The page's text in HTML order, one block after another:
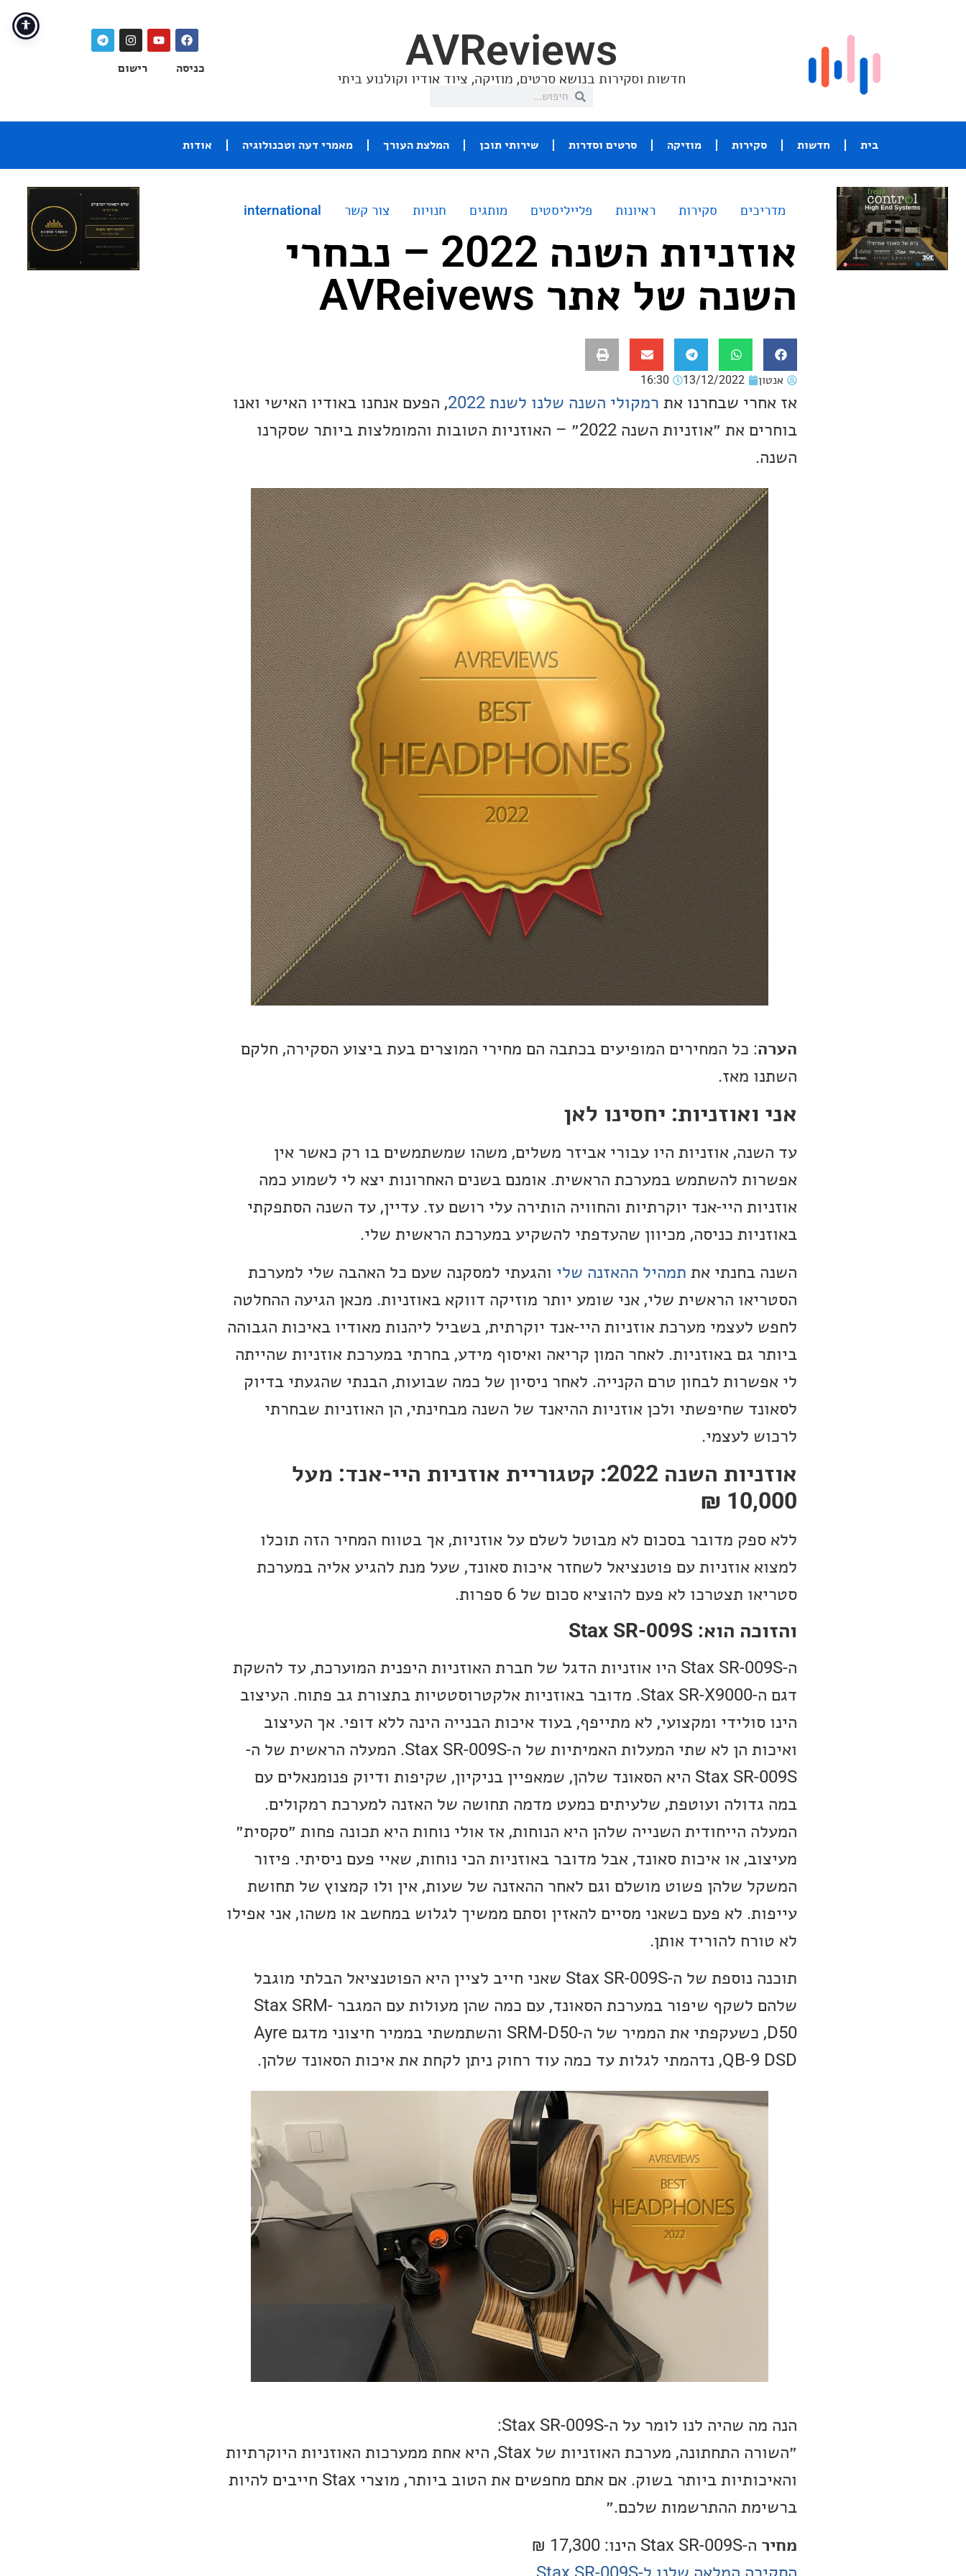
AVReviews
חדשות וסקירות בנושא סרטים, מוזיקה, ציוד אודיו וקולנוע ביתי
כניסה רישום
בית חדשות סקירות מוזיקה סרטים וסדרות שירותי תוכן המלצת העורך מאמרי דעה וטכנולוגיה אודות
מדריכים סקירות ראיונות פלייליסטים מותגים חנויות צור קשר international
אוזניות השנה 2022 – נבחרי
השנה של אתר AVReivews
אנטון 13/12/2022
16:30
אז אחרי שבחרנו את רמקולי השנה שלנו לשנת 2022
, הפעם אנחנו באודיו האישי ואנו
בוחרים את ״אוזניות השנה 2022״ – האוזניות הטובות והמומלצות ביותר שסקרנו
השנה.
הערה: כל המחירים המופיעים בכתבה הם מחירי המוצרים בעת ביצוע הסקירה, חלקם
השתנו מאז.
אני ואוזניות: יחסינו לאן
עד השנה, אוזניות היו עבורי אביזר משלים, משהו שמשתמשים בו רק כאשר אין
אפשרות להשתמש במערכת הראשית. אומנם בשנים האחרונות יצא לי לשמוע כמה
אוזניות היי-אנד יוקרתיות והחוויה הותירה עלי רושם עז. עדיין, עד השנה הסתפקתי
באוזניות כניסה, מכיוון שהעדפתי להשקיע במערכת הראשית שלי.
השנה בחנתי את תמהיל ההאזנה שלי והגעתי למסקנה שעם כל האהבה שלי למערכת
הסטריאו הראשית שלי, אני שומע יותר מוזיקה דווקא באוזניות. מכאן הגיעה ההחלטה
לחפש לעצמי מערכת אוזניות היי-אנד יוקרתית, בשביל ליהנות מאודיו באיכות הגבוהה
ביותר גם באוזניות. לאחר המון קריאה ואיסוף מידע, בחרתי במערכת אוזניות שהייתה
לי אפשרות לבחון טרם הקנייה. לאחר ניסיון של כמה שבועות, הבנתי שהגעתי בדיוק
לסאונד שחיפשתי ולכן אוזניות ההיאנד של השנה מבחינתי, הן האוזניות שבחרתי
לרכוש לעצמי.
אוזניות השנה 2022: קטגוריית אוזניות היי-אנד: מעל
10,000 ₪
ללא ספק מדובר בסכום לא מבוטל לשלם על אוזניות, אך בטווח המחיר הזה תוכלו
למצוא אוזניות עם פוטנציאל לשחזר איכות סאונד, שעל מנת להגיע אליה במערכת
סטריאו תצטרכו לא פעם להוציא סכום של 6 ספרות.
והזוכה הוא: Stax SR-009S
ה-Stax SR-009S היו אוזניות הדגל של חברת האוזניות היפנית המוערכת, עד להשקת
דגם ה-Stax SR-X9000. מדובר באוזניות אלקטרוסטטיות בתצורת גב פתוח. העיצוב
הינו סולידי ומקצועי, לא מתייפף, בעוד איכות הבנייה הינה ללא דופי. אך העיצוב
ואיכות הן לא שתי המעלות האמיתיות של ה-Stax SR-009S. המעלה הראשית של ה-
Stax SR-009S היא הסאונד שלהן, שמאפיין בניקיון, שקיפות ודיוק פנומנאלים עם
במה גדולה ועוטפת, שלעיתים כמעט מדמה תחושה של האזנה למערכת רמקולים.
המעלה הייחודית השנייה שלהן היא הנוחות, אז אולי נוחות היא תכונה פחות ״סקסית״
מעיצוב, או איכות סאונד, אבל מדובר באוזניות הכי נוחות, שאיי פעם ניסיתי. פיזור
המשקל שלהן פשוט מושלם וגם לאחר ההאזנה של שעות, אין ולו קמצוץ של תחושת
עייפות. לא פעם כשאני מסיים להאזין וסתם ממשיך לגלוש במחשב או משהו, אני אפילו
לא טורח להוריד אותן.
תוכנה נוספת של ה-Stax SR-009S שאני חייב לציין היא הפוטנציאל הבלתי מוגבל
שלהם לשקף שיפור במערכת הסאונד, עם כמה שהן מעולות עם המגבר Stax SRM-
D50, כשעקפתי את הממיר של ה-SRM-D50 והשתמשתי בממיר חיצוני מדגם Ayre
QB-9 DSD, נדהמתי לגלות עד כמה עוד רחוק ניתן לקחת את איכות הסאונד שלהן.
הנה מה שהיה לנו לומר על ה-Stax SR-009S:
״השורה התחתונה, מערכת האוזניות של Stax, היא אחת ממערכות האוזניות היוקרתיות
והאיכותיות ביותר בשוק. אם אתם מחפשים את הטוב ביותר, מוצרי Stax חייבים להיות
ברשימת ההתרשמות שלכם.״
מחיר ה-Stax SR-009S הינו: 17,300 ₪